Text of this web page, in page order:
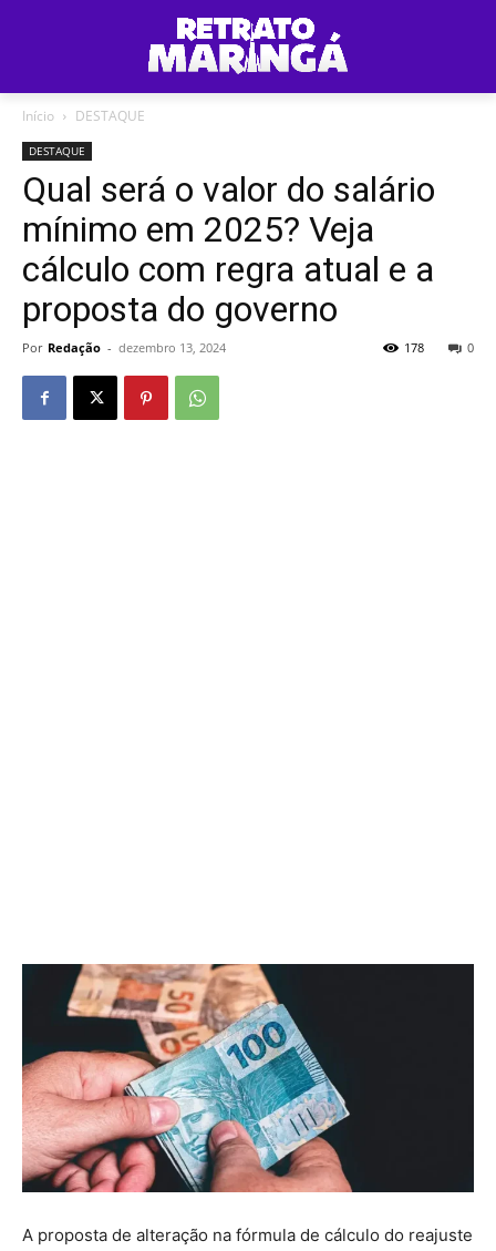
Início DESTAQUE
DESTAQUE
Qual será o valor do salário
mínimo em 2025? Veja
cálculo com regra atual e a
proposta do governo
Por Redação - dezembro 13, 2024 0
178
A proposta de alteração na fórmula de cálculo do reajuste